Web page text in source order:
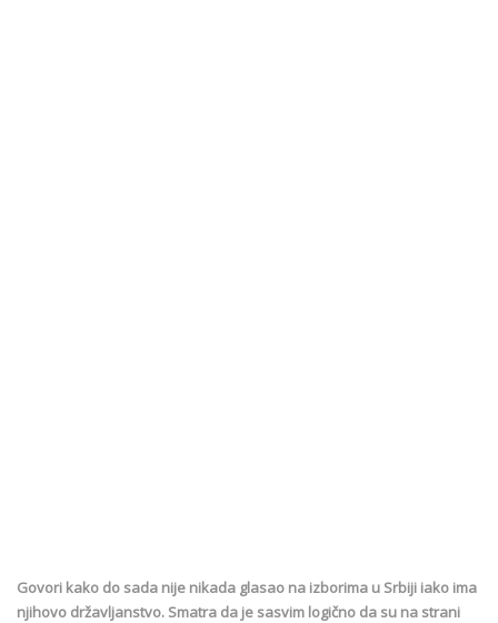
Govori kako do sada nije nikada glasao na izborima u Srbiji iako ima
njihovo državljanstvo. Smatra da je sasvim logično da su na strani